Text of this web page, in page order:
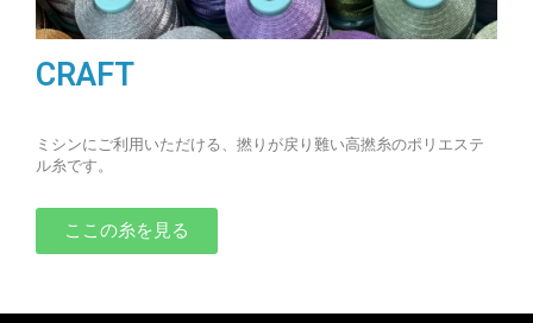
CRAFT
ミシンにご利用いただける、撚りが戻り難い高撚糸のポリエステ
ル糸です。
ここの糸を見る